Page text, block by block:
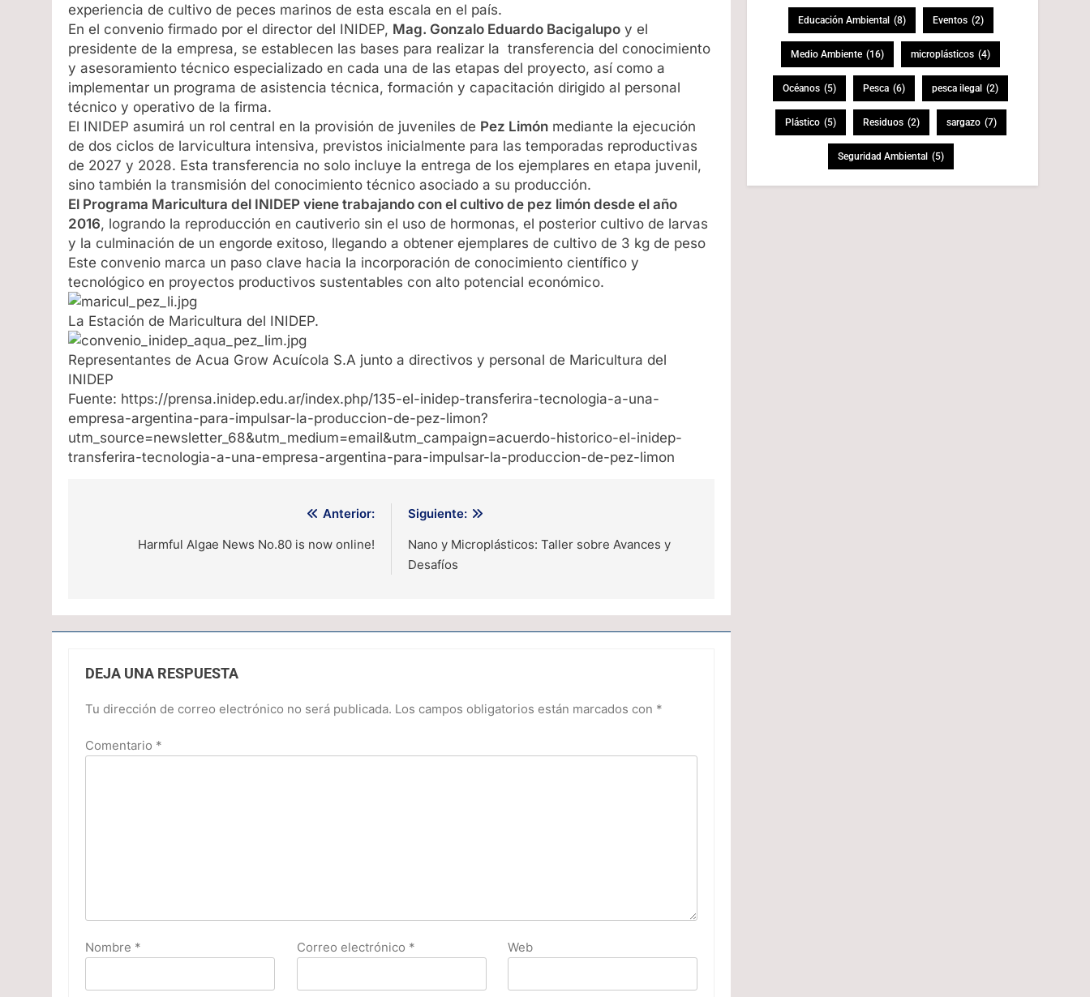
experiencia de cultivo de peces marinos de esta escala en el país.
En el convenio firmado por el director del INIDEP, Mag. Gonzalo Eduardo Bacigalupo y el
presidente de la empresa, se establecen las bases para realizar la transferencia del conocimiento
y asesoramiento técnico especializado en cada una de las etapas del proyecto, así como a
implementar un programa de asistencia técnica, formación y capacitación dirigido al personal
técnico y operativo de la firma.
El INIDEP asumirá un rol central en la provisión de juveniles de Pez Limón mediante la ejecución
de dos ciclos de larvicultura intensiva, previstos inicialmente para las temporadas reproductivas
de 2027 y 2028. Esta transferencia no solo incluye la entrega de los ejemplares en etapa juvenil,
sino también la transmisión del conocimiento técnico asociado a su producción.
El Programa Maricultura del INIDEP viene trabajando con el cultivo de pez limón desde el año
2016, logrando la reproducción en cautiverio sin el uso de hormonas, el posterior cultivo de larvas
y la culminación de un engorde exitoso, llegando a obtener ejemplares de cultivo de 3 kg de peso
Este convenio marca un paso clave hacia la incorporación de conocimiento científico y
tecnológico en proyectos productivos sustentables con alto potencial económico.
La Estación de Maricultura del INIDEP.
Representantes de Acua Grow Acuícola S.A junto a directivos y personal de Maricultura del
INIDEP
Fuente: https://prensa.inidep.edu.ar/index.php/135-el-inidep-transferira-tecnologia-a-una-
empresa-argentina-para-impulsar-la-produccion-de-pez-limon?
utm_source=newsletter_68&utm_medium=email&utm_campaign=acuerdo-historico-el-inidep-
transferira-tecnologia-a-una-empresa-argentina-para-impulsar-la-produccion-de-pez-limon
Anterior:
Harmful Algae News No.80 is now online!
Siguiente:
Nano y Microplásticos: Taller sobre Avances y
Desafíos
DEJA UNA RESPUESTA
Tu dirección de correo electrónico no será publicada. Los campos obligatorios están marcados con *
Comentario *
Nombre * Correo electrónico * Web
Educación Ambiental (8) Eventos (2)
Medio Ambiente (16) microplásticos (4)
Océanos (5) Pesca (6) pesca ilegal (2)
Plástico (5) Residuos (2) sargazo (7)
Seguridad Ambiental (5)